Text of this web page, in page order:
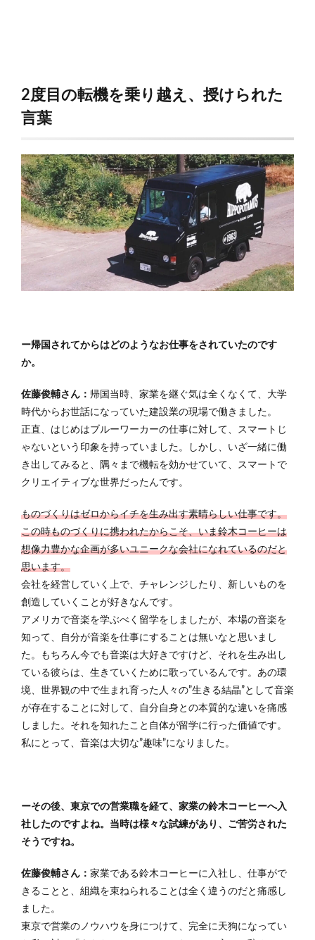
2度目の転機を乗り越え、授けられた
言葉
ー帰国されてからはどのようなお仕事をされていたのです
か。
佐藤俊輔さん： 帰国当時、家業を継ぐ気は全くなくて、大学
時代からお世話になっていた建設業の現場で働きました。
正直、はじめはブルーワーカーの仕事に対して、スマートじ
ゃないという印象を持っていました。しかし、いざ一緒に働
き出してみると、隅々まで機転を効かせていて、スマートで
クリエイティブな世界だったんです。
ものづくりはゼロからイチを生み出す素晴らしい仕事です。
この時ものづくりに携われたからこそ、いま鈴木コーヒーは
想像力豊かな企画が多いユニークな会社になれているのだと
思います。
会社を経営していく上で、チャレンジしたり、新しいものを
創造していくことが好きなんです。
アメリカで音楽を学ぶべく留学をしましたが、本場の音楽を
知って、自分が音楽を仕事にすることは無いなと思いまし
た。もちろん今でも音楽は大好きですけど、それを生み出し
ている彼らは、生きていくために歌っているんです。あの環
境、世界観の中で生まれ育った人々の”生きる結晶”として音楽
が存在することに対して、自分自身との本質的な違いを痛感
しました。それを知れたこと自体が留学に行った価値です。
私にとって、音楽は大切な”趣味”になりました。
ーその後、東京での営業職を経て、家業の鈴木コーヒーへ入
社したのですよね。当時は様々な試練があり、ご苦労された
そうですね。
佐藤俊輔さん： 家業である鈴木コーヒーに入社し、仕事がで
きることと、組織を束ねられることは全く違うのだと痛感し
ました。
東京で営業のノウハウを身につけて、完全に天狗になってい